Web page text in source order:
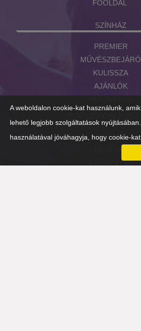
FŐOLDAL
SZÍNHÁZ
PREMIER
MŰVÉSZBEJÁRÓ
KULISSZA
AJÁNLÓK
RÓLUNK
REKREÁCIÓ
A weboldalon cookie-kat használunk,
lehető legjobb szolgáltatások
használatával jóváhagyja, hogy cookie-